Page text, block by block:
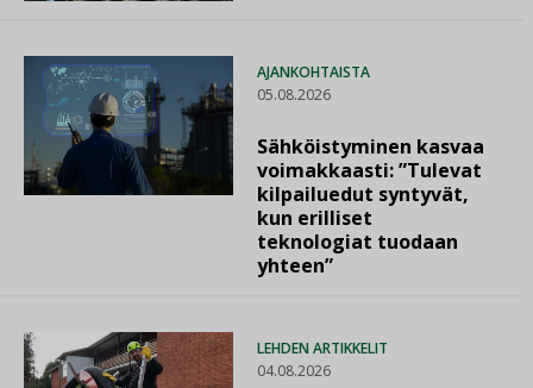
AJANKOHTAISTA
05.08.2026
Sähköistyminen kasvaa
voimakkaasti: ”Tulevat
kilpailuedut syntyvät,
kun erilliset
teknologiat tuodaan
yhteen”
LEHDEN ARTIKKELIT
04.08.2026